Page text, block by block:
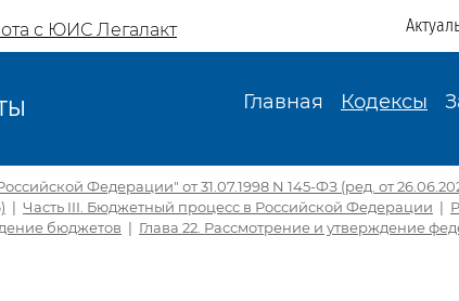
с ЮИС Легалакт
Главная Кодексы
Федерации" от 31.07.1998 N 145-ФЗ (ред. от
| Часть III. Бюджетный процесс в Российской Федерации |
бюджетов | Глава 22. Рассмотрение и утверждение